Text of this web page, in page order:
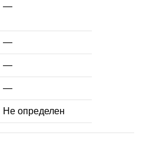
—
—
—
—
Не определен